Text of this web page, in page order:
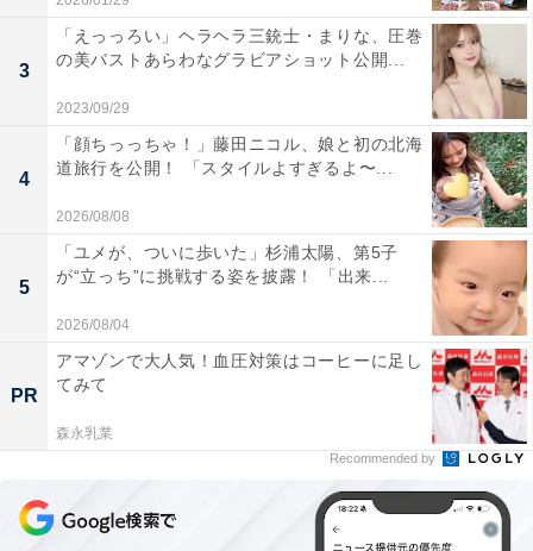
3
「えっっろい」ヘラヘラ三銃士・まりな、圧巻
の美バストあらわなグラビアショット公開...
2023/09/29
4
「顔ちっっちゃ！」藤田ニコル、娘と初の北海
道旅行を公開！ 「スタイルよすぎるよ〜...
2026/08/08
5
「ユメが、ついに歩いた」杉浦太陽、第5子
が“立っち”に挑戦する姿を披露！ 「出来...
2026/08/04
PR
アマゾンで大人気！血圧対策はコーヒーに足し
てみて
森永乳業
Recommended by